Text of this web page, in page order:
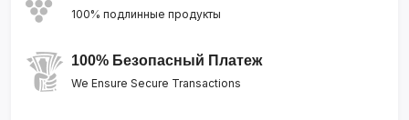
100% подлинные продукты
100% Безопасный Платеж
We Ensure Secure Transactions